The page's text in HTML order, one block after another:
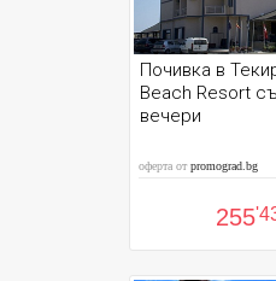
Почивка в
Beach Resort
вечери
оферта отpromograd.bg
255